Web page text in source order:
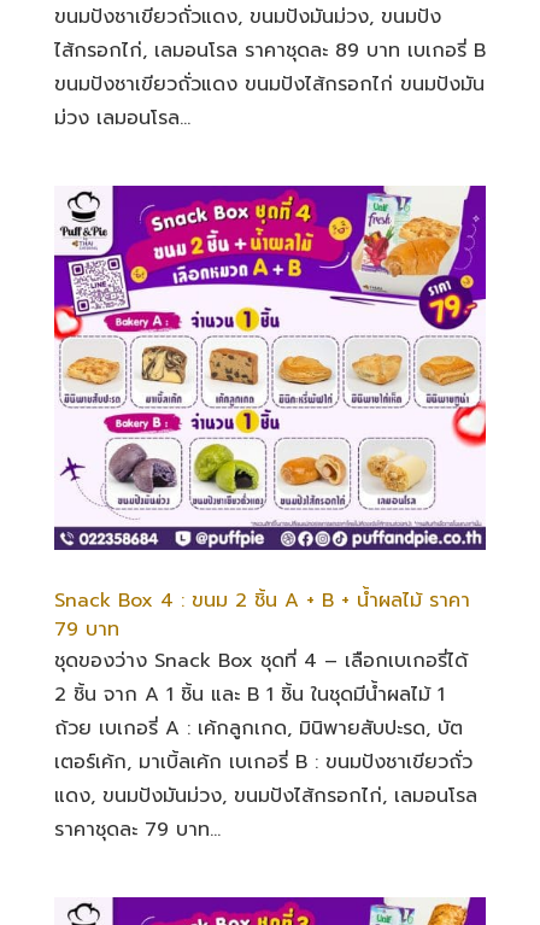
ขนมปังชาเขียวถั่วแดง, ขนมปังมันม่วง, ขนมปัง
ไส้กรอกไก่, เลมอนโรล ราคาชุดละ 89 บาท เบเกอรี่ B
ขนมปังชาเขียวถั่วแดง ขนมปังไส้กรอกไก่ ขนมปังมัน
ม่วง เลมอนโรล...
Snack Box 4 : ขนม 2 ชิ้น A + B + น้ำผลไม้ ราคา
79 บาท
ชุดของว่าง Snack Box ชุดที่ 4 – เลือกเบเกอรี่ได้
2 ชิ้น จาก A 1 ชิ้น และ B 1 ชิ้น ในชุดมีน้ำผลไม้ 1
ถ้วย เบเกอรี่ A : เค้กลูกเกด, มินิพายสับปะรด, บัต
เตอร์เค้ก, มาเบิ้ลเค้ก เบเกอรี่ B : ขนมปังชาเขียวถั่ว
แดง, ขนมปังมันม่วง, ขนมปังไส้กรอกไก่, เลมอนโรล
ราคาชุดละ 79 บาท...